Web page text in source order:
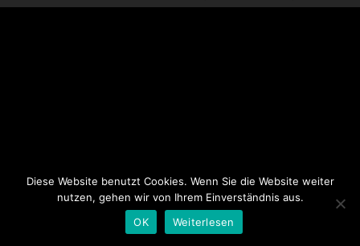
Diese Website benutzt Cookies. Wenn Sie die Website weiter
nutzen, gehen wir von Ihrem Einverständnis aus.
OK
Weiterlesen